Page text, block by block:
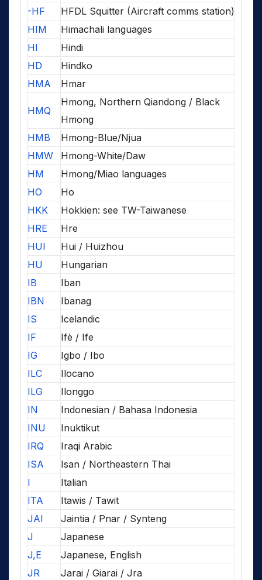
-HF
HFDL Squitter (Aircraft comms station)
HIM
Himachali languages
HI
Hindi
HD
Hindko
HMA
Hmar
HMQ
Hmong, Northern Qiandong / Black
Hmong
HMB
Hmong-Blue/Njua
HMW
Hmong-White/Daw
HM
Hmong/Miao languages
HO
Ho
HKK
Hokkien: see TW-Taiwanese
HRE
Hre
HUI
Hui / Huizhou
HU
Hungarian
IB
Iban
IBN
Ibanag
IS
Icelandic
IF
Ifè / Ife
IG
Igbo / Ibo
ILC
Ilocano
ILG
Ilonggo
IN
Indonesian / Bahasa Indonesia
INU
Inuktikut
IRQ
Iraqi Arabic
ISA
Isan / Northeastern Thai
I
Italian
ITA
Itawis / Tawit
JAI
Jaintia / Pnar / Synteng
J
Japanese
J,E
Japanese, English
JR
Jarai / Giarai / Jra